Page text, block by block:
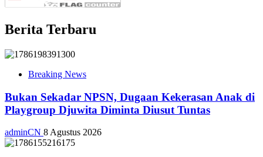
Berita Terbaru
Breaking News
Bukan Sekadar NPSN, Dugaan Kekerasan Anak di
Playgroup Djuwita Diminta Diusut Tuntas
adminCN 8 Agustus 2026